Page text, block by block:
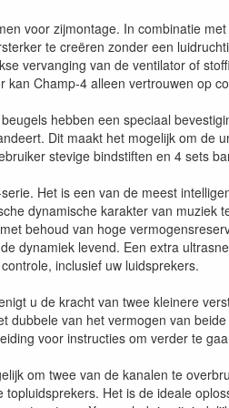
voor zijmontage. In combinatie met
te creëren zonder een
vervanging van de ventilator of
Champ-4 alleen vertrouwen op
hebben een speciaal
Dit maakt het mogelijk om de
stevige bindstiften en 4 sets
Het is een van de meest
dynamische karakter van muziek
behoud van hoge
dynamiek levend. Een extra
inclusief uw luidsprekers.
u de kracht van twee kleinere
dubbele van het vermogen van
voor instructies om verder te
om twee van de kanalen te
Het is de ideale